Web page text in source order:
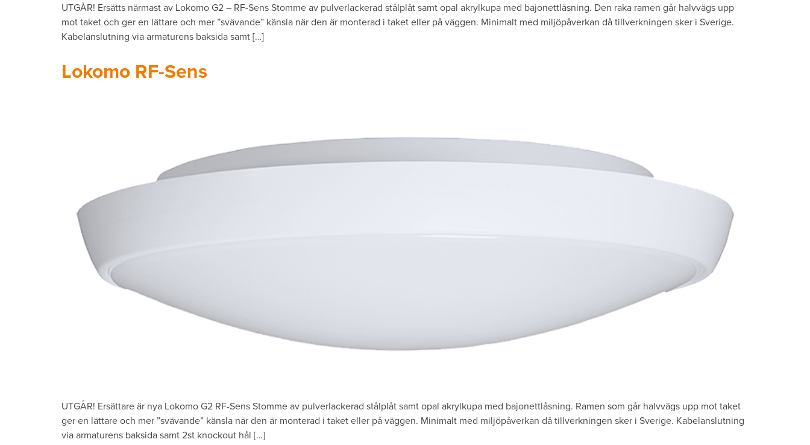
UTGÅR! Ersätts närmast av Lokomo G2 – RF-Sens Stomme av pulverlackerad stålplåt samt opal akrylkupa med bajonettlåsning. Den raka ramen går halvvägs upp
mot taket och ger en lättare och mer ”svävande” känsla när den är monterad i taket eller på väggen. Minimalt med miljöpåverkan då tillverkningen sker i Sverige.
Kabelanslutning via armaturens baksida samt […]
Lokomo RF-Sens
UTGÅR! Ersättare är nya Lokomo G2 RF-Sens Stomme av pulverlackerad stålplåt samt opal akrylkupa med bajonettlåsning. Ramen som går halvvägs upp mot taket
ger en lättare och mer ”svävande” känsla när den är monterad i taket eller på väggen. Minimalt med miljöpåverkan då tillverkningen sker i Sverige. Kabelanslutning
via armaturens baksida samt 2st knockout hål […]